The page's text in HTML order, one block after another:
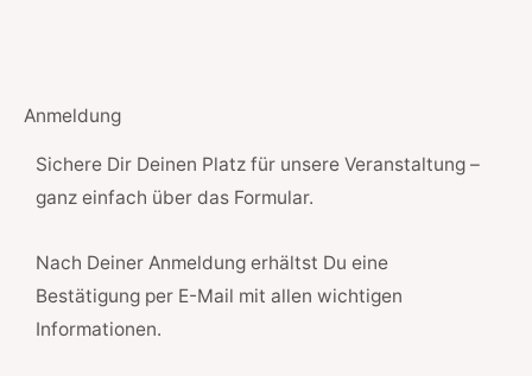
Anmeldung
Sichere Dir Deinen Platz für unsere Veranstaltung –
ganz einfach über das Formular.
Nach Deiner Anmeldung erhältst Du eine
Bestätigung per E-Mail mit allen wichtigen
Informationen.